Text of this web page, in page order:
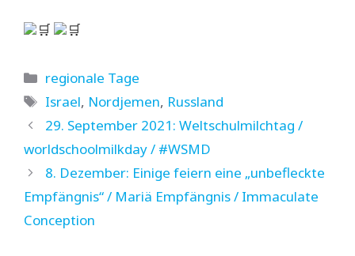
🛒 🛒
Kategorien
regionale Tage
Schlagwörter
Israel, Nordjemen, Russland
29. September 2021: Weltschulmilchtag /
worldschoolmilkday / #WSMD
8. Dezember: Einige feiern eine „unbefleckte
Empfängnis“ / Mariä Empfängnis / Immaculate
Conception